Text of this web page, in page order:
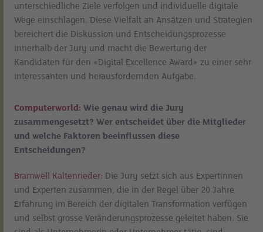
unterschiedliche Ziele verfolgen und individuelle digitale
Wege einschlagen. Diese Vielfalt an Ansätzen und Strategien
bereichert die Diskussion und Entscheidungsprozesse
innerhalb der Jury und macht die Bewertung der
Kandidaten für den «Digital Excellence Award» zu einer sehr
interessanten und herausfordernden Aufgabe.
Computerworld: Wie genau wird die Jury
zusammengesetzt? Wer entscheidet über die Mitglieder
und welche Faktoren beeinflussen diese
Entscheidungen?
Bramwell Kaltenrieder: Die Jury setzt sich aus Expertinnen
und Experten zusammen, die in der Regel über 20 Jahre
Erfahrung im Bereich der digitalen Transformation verfügen
und selbst grosse Veränderungsprozesse geleitet haben. Sie